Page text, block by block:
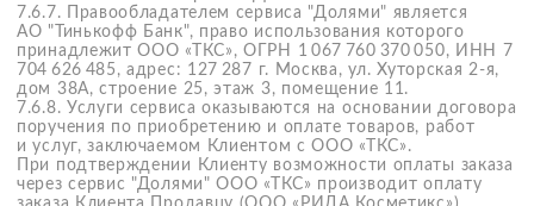
рассмотрению в течение 10 дней со дня
предъявления (ст. 22 Закона Р Ф «О защите прав
потребителей»). При удовлетворении претензии
возврат стоимости товара производится в течение
10 дней. Сроки зачисления денежных средств
на банковскую карту или расчётный счёт Клиента
или Получателя определяются условиями работы
его банка.
7.14. Правила публикации и написания отзывов
7.14.1. Оставлять отзывы могут клиенты интернет-
магазина «mei sense» в отношении товаров, которые
приобретены в интернет-магазине «mei sense».
7.14.2. При написании отзыва просим Вас поделиться
своим личным впечатлением от использования товара: